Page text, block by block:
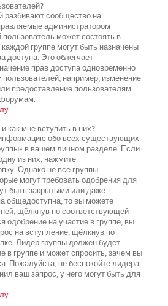
разбивают сообщество на
администратором
может состоять в
каждой группе могут быть назначены
доступа. Это облегчает
прав доступа одновременно
например, изменение
предоставление пользователям
как мне вступить в них?
обо всех существующих
в вашем личном разделе. Если
из них, нажмите
Однако не все группы
могут требовать одобрения для
быть закрытыми или даже
общедоступна, то вы можете
щёлкнув по соответствующей
одобрение на участие в группе, вы
на вступление, щёлкнув по
Лидер группы должен будет
в группе и может спросить, зачем вы
Пожалуйста, не беспокойте лидера
ваш запрос; у него могут быть для